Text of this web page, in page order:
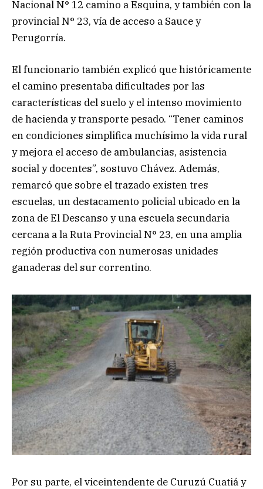
Nacional N° 12 camino a Esquina, y también con la
provincial N° 23, vía de acceso a Sauce y
Perugorría.
El funcionario también explicó que históricamente
el camino presentaba dificultades por las
características del suelo y el intenso movimiento
de hacienda y transporte pesado. “Tener caminos
en condiciones simplifica muchísimo la vida rural
y mejora el acceso de ambulancias, asistencia
social y docentes”, sostuvo Chávez. Además,
remarcó que sobre el trazado existen tres
escuelas, un destacamento policial ubicado en la
zona de El Descanso y una escuela secundaria
cercana a la Ruta Provincial N° 23, en una amplia
región productiva con numerosas unidades
ganaderas del sur correntino.
Por su parte, el viceintendente de Curuzú Cuatiá y